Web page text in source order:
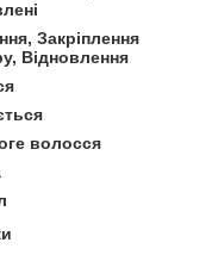
Закріплення
Відновлення
волосся